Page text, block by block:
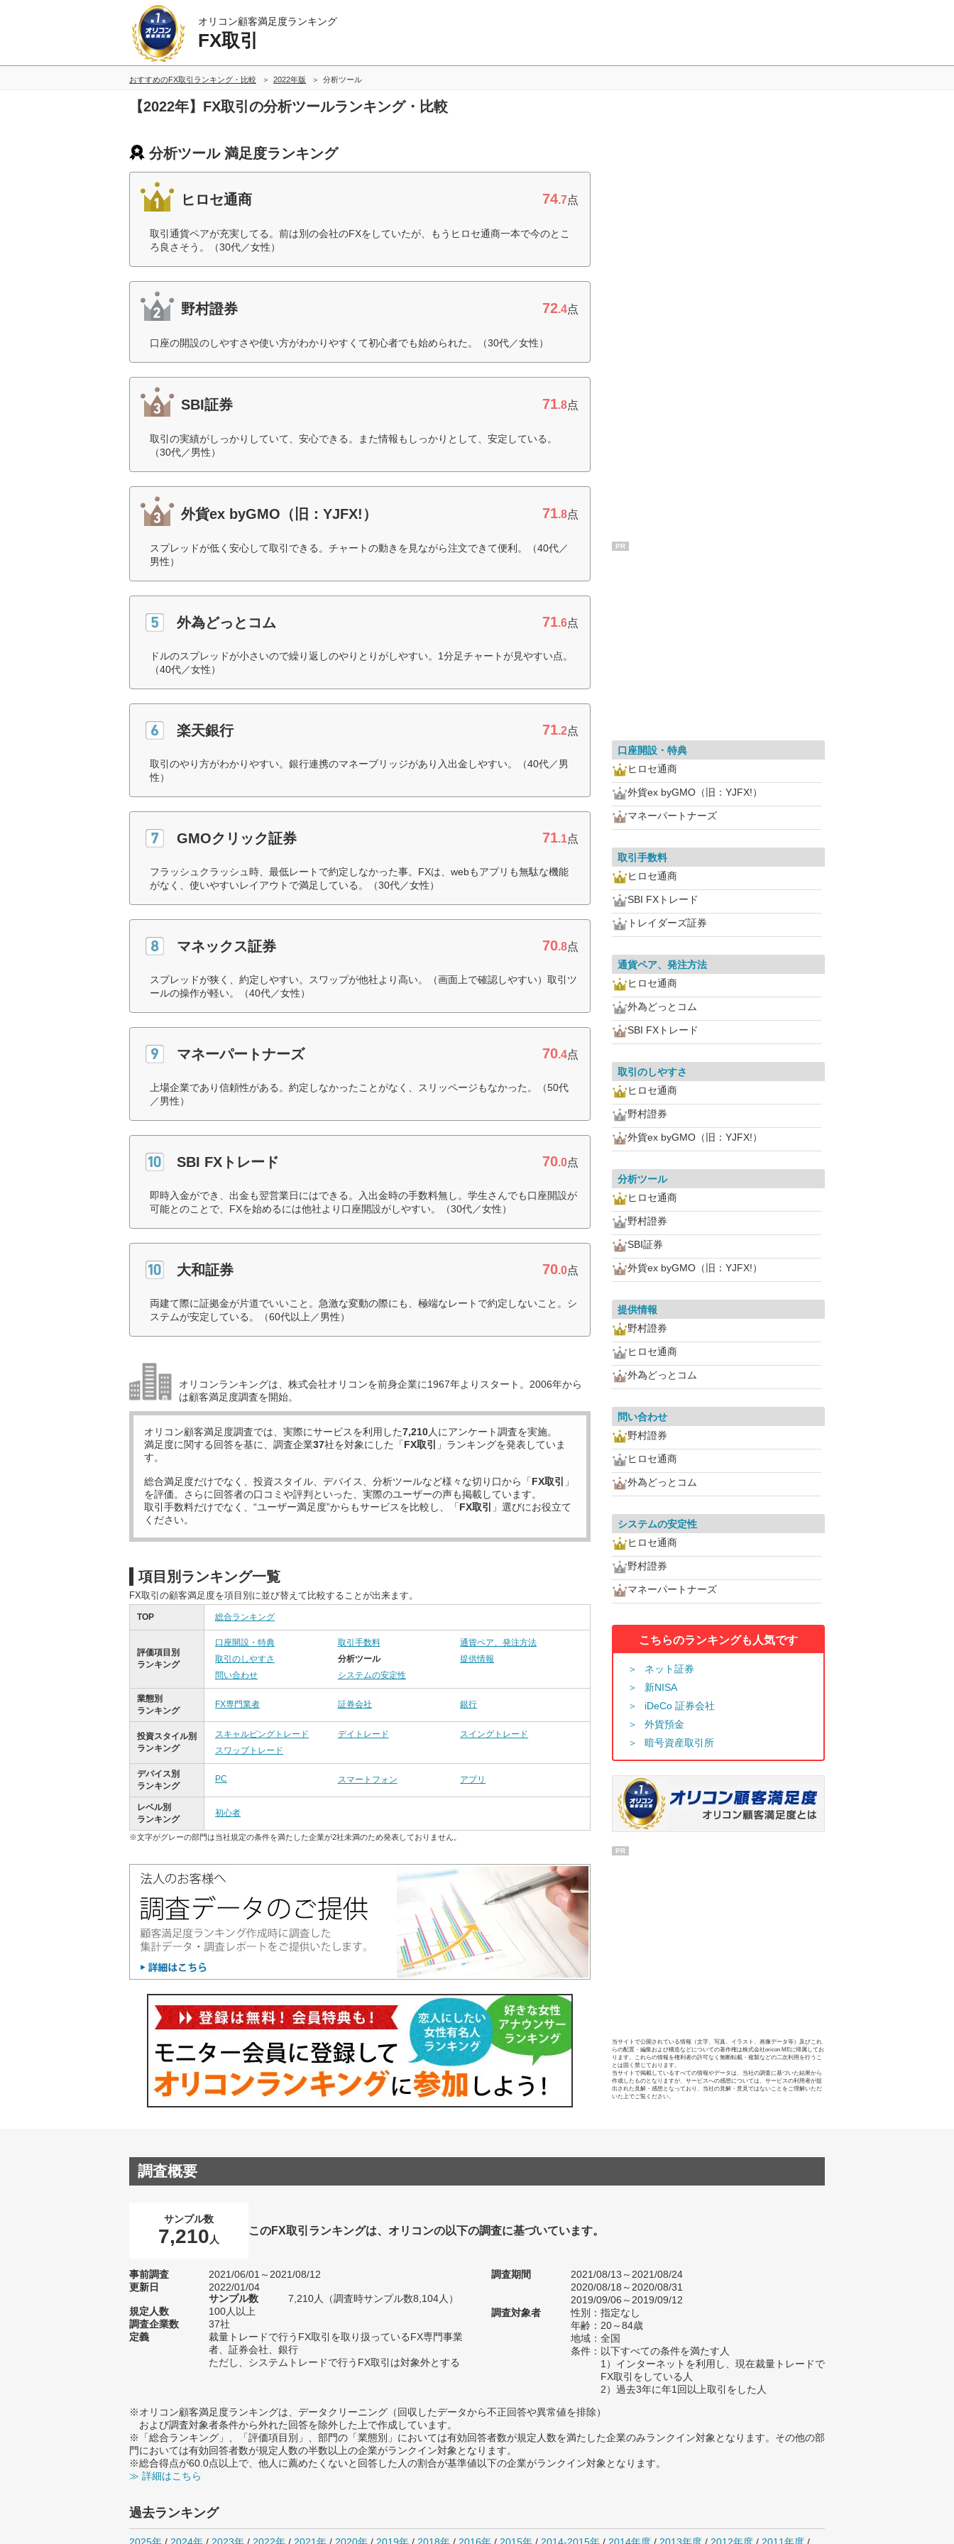
オリコン顧客満足度ランキング
FX取引
おすすめのFX取引ランキング・比較 2022年版 分析ツール
【2022年】FX取引の分析ツールランキング・比較
分析ツール 満足度ランキング
ヒロセ通商 74.7点
取引通貨ペアが充実してる。前は別の会社のFXをしていたが、もうヒロセ通商一本で今のとこ
ろ良さそう。（30代／女性）
野村證券 72.4点
口座の開設のしやすさや使い方がわかりやすくて初心者でも始められた。（30代／女性）
SBI証券 71.8点
取引の実績がしっかりしていて、安心できる。また情報もしっかりとして、安定している。
（30代／男性）
外貨ex byGMO（旧：YJFX!） 71.8点
スプレッドが低く安心して取引できる。チャートの動きを見ながら注文できて便利。（40代／
男性）
外為どっとコム 71.6点
ドルのスプレッドが小さいので繰り返しのやりとりがしやすい。1分足チャートが見やすい点。
（40代／女性）
楽天銀行 71.2点
取引のやり方がわかりやすい。銀行連携のマネーブリッジがあり入出金しやすい。（40代／男
性）
GMOクリック証券 71.1点
フラッシュクラッシュ時、最低レートで約定しなかった事。FXは、webもアプリも無駄な機能
がなく、使いやすいレイアウトで満足している。（30代／女性）
マネックス証券 70.8点
スプレッドが狭く、約定しやすい。スワップが他社より高い。（画面上で確認しやすい）取引ツ
ールの操作が軽い。（40代／女性）
マネーパートナーズ 70.4点
上場企業であり信頼性がある。約定しなかったことがなく、スリッページもなかった。（50代
／男性）
SBI FXトレード 70.0点
即時入金ができ、出金も翌営業日にはできる。入出金時の手数料無し。学生さんでも口座開設が
可能とのことで、FXを始めるには他社より口座開設がしやすい。（30代／女性）
大和証券 70.0点
両建て際に証拠金が片道でいいこと。急激な変動の際にも、極端なレートで約定しないこと。シ
ステムが安定している。（60代以上／男性）
オリコンランキングは、株式会社オリコンを前身企業に1967年よりスタート。2006年から
は顧客満足度調査を開始。
オリコン顧客満足度調査では、実際にサービスを利用した7,210人にアンケート調査を実施。
満足度に関する回答を基に、調査企業37社を対象にした「FX取引
」ランキングを発表していま
す。
総合満足度だけでなく、投資スタイル、デバイス、分析ツールなど様々な切り口から「FX取引
」
を評価。さらに回答者の口コミや評判といった、実際のユーザーの声も掲載しています。
取引手数料だけでなく、“ユーザー満足度”からもサービスを比較し、「FX取引
」選びにお役立て
ください。
項目別ランキング一覧
FX取引の顧客満足度を項目別に並び替えて比較することが出来ます。
TOP 総合ランキング
評価項目別
ランキング
口座開設・特典 取引手数料
通貨ペア、発注方法
取引のしやすさ
分析ツール
提供情報
問い合わせ
システムの安定性
業態別
ランキング
FX専門業者 証券会社 銀行
投資スタイル別
ランキング
スキャルピングトレード デイトレード
スイングトレード
スワップトレード
デバイス別
ランキング
PC スマートフォン アプリ
レベル別
ランキング
初心者
※文字がグレーの部門は当社規定の条件を満たした企業が2社未満のため発表しておりません。
PR
口座開設・特典
ヒロセ通商
外貨ex byGMO（旧：YJFX!）
マネーパートナーズ
取引手数料
ヒロセ通商
SBI FXトレード
トレイダーズ証券
通貨ペア、発注方法
ヒロセ通商
外為どっとコム
SBI FXトレード
取引のしやすさ
ヒロセ通商
野村證券
外貨ex byGMO（旧：YJFX!）
分析ツール
ヒロセ通商
野村證券
SBI証券
外貨ex byGMO（旧：YJFX!）
提供情報
野村證券
ヒロセ通商
外為どっとコム
問い合わせ
野村證券
ヒロセ通商
外為どっとコム
システムの安定性
ヒロセ通商
野村證券
マネーパートナーズ
こちらのランキングも人気です
ネット証券
新NISA
iDeCo 証券会社
外貨預金
暗号資産取引所
PR
当サイトで公開されている情報（文字、写真、イラスト、画像データ等）及びこれ
らの配置・編集および構造などについての著作権は株式会社oricon MEに帰属してお
ります。これらの情報を権利者の許可なく無断転載・複製などの二次利用を行うこ
とは固く禁じております。
当サイトで掲載しているすべての情報やデータは、当社の調査に基づいた結果から
作成したものとなりますが、サービスへの感想については、サービスの利用者が提
出された見解・感想となっており、当社の見解・意見ではないことをご理解いただ
いた上でご覧ください。
調査概要
サンプル数
7,210 人
このFX取引ランキングは、オリコンの以下の調査に基づいています。
事前調査
2021/06/01～2021/08/12
更新日
2022/01/04
サンプル数
7,210人（調査時サンプル数8,104人）
規定人数
100人以上
調査企業数
37社
定義
裁量トレードで行うFX取引を取り扱っているFX専門事業
者、証券会社、銀行
ただし、システムトレードで行うFX取引は対象外とする
調査期間
2021/08/13～2021/08/24
2020/08/18～2020/08/31
2019/09/06～2019/09/12
調査対象者
性別：指定なし
年齢：20～84歳
地域：全国
条件：以下すべての条件を満たす人
1）インターネットを利用し、現在裁量トレードで
FX取引をしている人
2）過去3年に年1回以上取引をした人
※オリコン顧客満足度ランキングは、データクリーニング（回収したデータから不正回答や異常値を排除）
および調査対象者条件から外れた回答を除外した上で作成しています。
※「総合ランキング」、「評価項目別」、部門の「業態別」においては有効回答者数が規定人数を満たした企業のみランクイン対象となります。その他の部
門においては有効回答者数が規定人数の半数以上の企業がランクイン対象となります。
※総合得点が60.0点以上で、他人に薦めたくないと回答した人の割合が基準値以下の企業がランクイン対象となります。
≫ 詳細はこちら
過去ランキング